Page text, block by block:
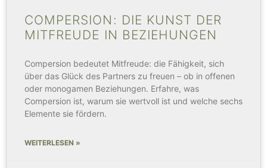
COMPERSION: DIE KUNST DER
MITFREUDE IN BEZIEHUNGEN
Compersion bedeutet Mitfreude: die Fähigkeit, sich
über das Glück des Partners zu freuen – ob in offenen
oder monogamen Beziehungen. Erfahre, was
Compersion ist, warum sie wertvoll ist und welche sechs
Elemente sie fördern.
WEITERLESEN »